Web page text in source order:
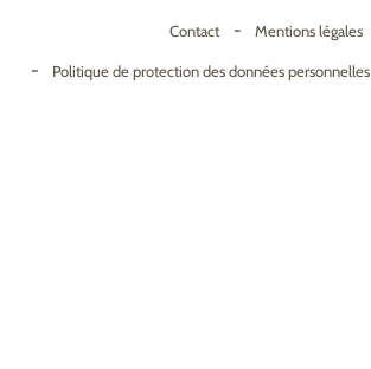
Contact Mentions légales
Politique de protection des données personnelles